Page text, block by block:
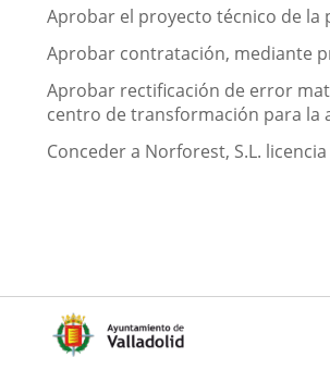
Aprobar el proyecto técnico de la
Aprobar contratación, mediante
Aprobar rectificación de error
centro de transformación para la
Conceder a Norforest, S.L.